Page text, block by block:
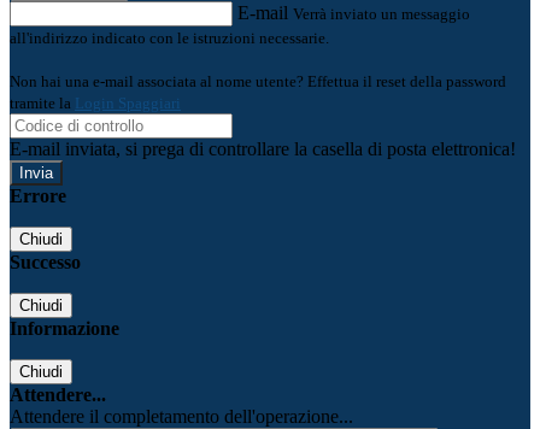
E-mail Verrà inviato un messaggio
all'indirizzo indicato con le istruzioni necessarie.
Non hai una e-mail associata al nome utente? Effettua il reset della password
tramite la Login Spaggiari
E-mail inviata, si prega di controllare la casella di posta elettronica!
Errore
Chiudi
Successo
Chiudi
Informazione
Chiudi
Attendere...
Attendere il completamento dell'operazione...